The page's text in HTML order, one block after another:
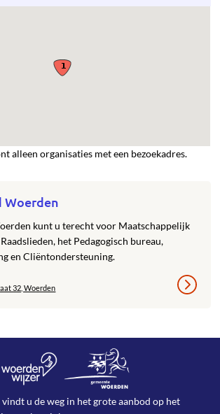
alleen organisaties met een bezoekadres.
Woerden
kunt u terecht voor Maatschappelijk
het Pedagogisch bureau,
en Cliëntondersteuning.
32, Woerden
u de weg in het grote aanbod op het